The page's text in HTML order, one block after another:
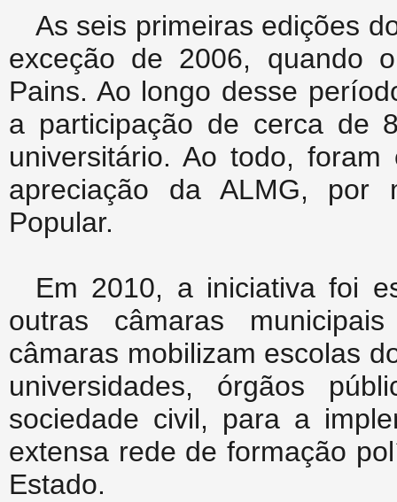
As seis primeiras edições
exceção de 2006, quando
Pains. Ao longo desse
a participação de cerca de
universitário. Ao todo,
apreciação da ALMG, por
Popular.
Em 2010, a iniciativa foi
outras câmaras
câmaras mobilizam escolas
universidades, órgãos
sociedade civil, para a
extensa rede de formação
Estado.